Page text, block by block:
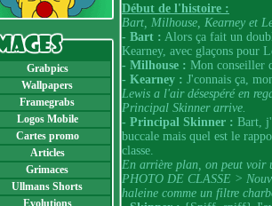
Grabpics
Wallpapers
Framegrabs
Logos Mobile
Cartes promo
Articles
Grimaces
Ullmans Shorts
Evolutions
Début de l'histoire :
Bart, Milhouse, Kearney et
- Bart : Alors ça fait un
Kearney, avec glaçons pour
- Milhouse : Mon conseiller
- Kearney : J'connais ça,
Lewis a l'air désespéré en
Principal Skinner arrive.
- Principal Skinner : Bart,
buccale mais quel est le
classe.
En arrière plan, on peut
PHOTO DE CLASSE >
haleine comme un filtre